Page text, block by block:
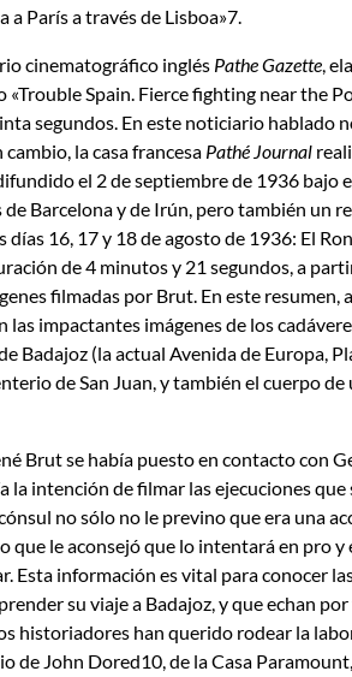
a París a través de Lisboa»7.
cinematográfico inglés Pathe Gazette,
Spain. Fierce fighting near the
segundos. En este noticiario hablado
la casa francesa Pathé Journal
el 2 de septiembre de 1936 bajo
Barcelona y de Irún, pero también un
16, 17 y 18 de agosto de 1936: El
de 4 minutos y 21 segundos, a
filmadas por Brut. En este resumen,
las impactantes imágenes de los
Badajoz (la actual Avenida de Europa,
de San Juan, y también el cuerpo
Brut se había puesto en contacto con
la intención de filmar las ejecuciones
no sólo no le previno que era una
que le aconsejó que lo intentará en pro
Esta información es vital para conocer
su viaje a Badajoz, y que echan
historiadores han querido rodear la
de John Dored10, de la Casa